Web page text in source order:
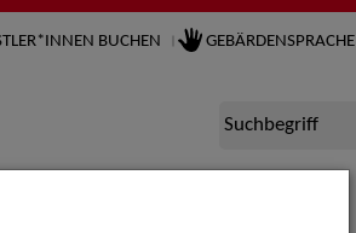
BUCHEN GEBÄRDENSPRACHE
Suchbegriff